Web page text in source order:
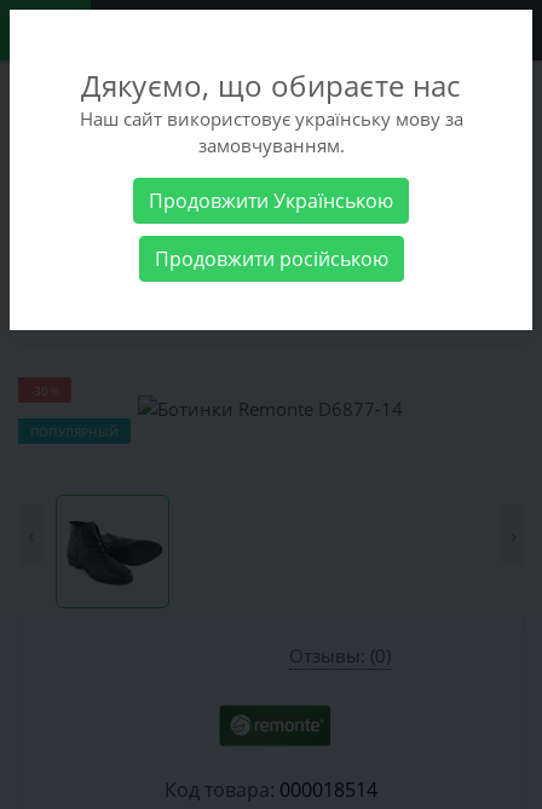
+38 (068) 486-90-09
+38 (093) 486-90-09
Женские товары Женская обувь Ботинки
ПОПУЛЯРНЫЙ
Отзывы: (0)
Код товара: 000018514
Дякуємо, що обираєте нас
Наш сайт використовує українську мову за
замовчуванням.
Продовжити Українською
Продовжити російською